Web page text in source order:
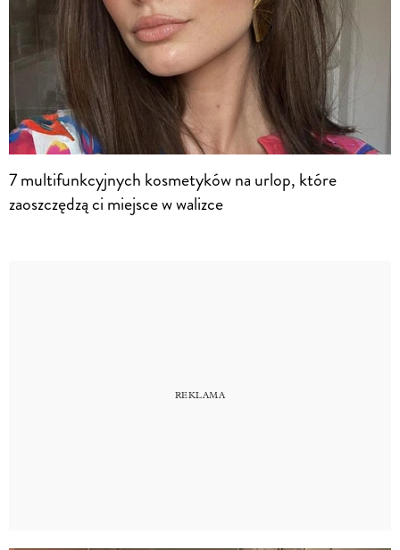
7 multifunkcyjnych kosmetyków na urlop, które
zaoszczędzą ci miejsce w walizce